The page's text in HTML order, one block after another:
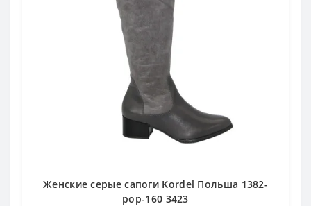
Женские серые сапоги Kordel Польша 1382-
pop-160 3423